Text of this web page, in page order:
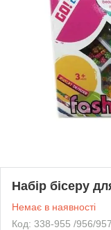
Набір бісеру
Немає в наявності
Код: 338-955 /956/957